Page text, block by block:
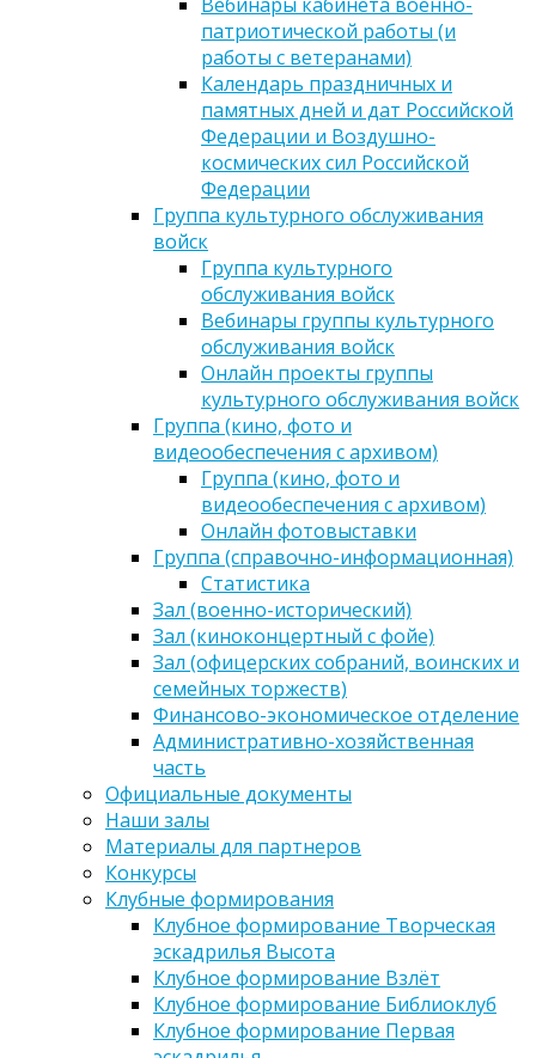
патриотической работы (и
работы с ветеранами)
Календарь праздничных и
памятных дней и дат Российской
Федерации и Воздушно-
космических сил Российской
Федерации
Группа культурного обслуживания
войск
Группа культурного
обслуживания войск
Вебинары группы культурного
обслуживания войск
Онлайн проекты группы
культурного обслуживания войск
Группа (кино, фото и
видеообеспечения с архивом)
Группа (кино, фото и
видеообеспечения с архивом)
Онлайн фотовыставки
Группа (справочно-информационная)
Статистика
Зал (военно-исторический)
Зал (киноконцертный с фойе)
Зал (офицерских собраний, воинских и
семейных торжеств)
Финансово-экономическое отделение
Административно-хозяйственная
часть
Официальные документы
Наши залы
Материалы для партнеров
Конкурсы
Клубные формирования
Клубное формирование Творческая
эскадрилья Высота
Клубное формирование Взлёт
Клубное формирование Библиоклуб
Клубное формирование Первая